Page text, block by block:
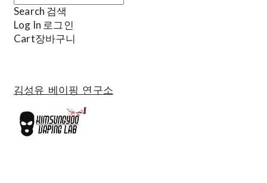
Search 검색
Log In 로그인
Cart장바구니
김성유 베이핑 연구소